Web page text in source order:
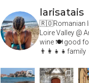
larisatais
🇷🇴Romanian
Loire Valley @
wine 🍽 good
👨‍👩‍👧‍👧family